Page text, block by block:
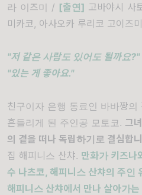
라 이즈미 / [출연] 고바야시 사
미카코, 아사오카 루리코 고이즈
"저 같은 사람도 있어도 될까요?"
"있는 게 좋아요."
친구이자 은행 동료인 바바짱
흔들리게 된 주인공 모토코. 그
의 곁을 떠나 독립하기로 결심합
집 해피니스 산챠. 만화가 키즈나
수 나츠코, 해피니스 산챠의 주인
해피니스 산챠에서 만나 살아가